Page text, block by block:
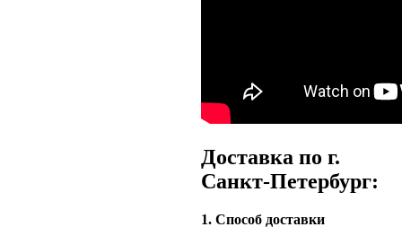
Доставка по г.
Санкт-Петербург:
1. Способ доставки